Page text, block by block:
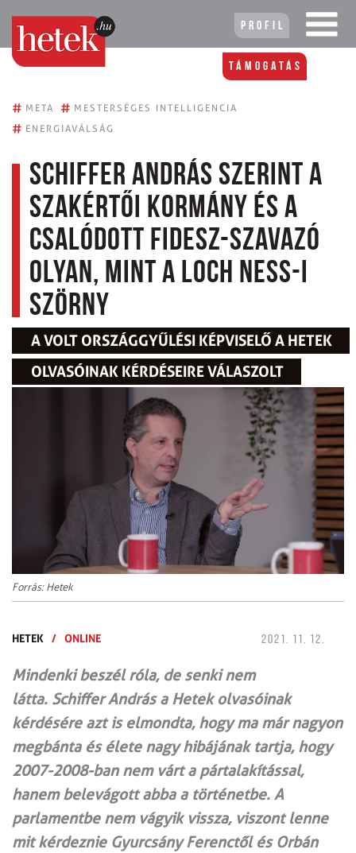
Profil
Támogatás
# META # MESTERSÉGES INTELLIGENCIA
# ENERGIAVÁLSÁG
Schiffer András szerint a
szakértői kormány és a
csalódott Fidesz-szavazó
olyan, mint a Loch Ness-i
szörny
A VOLT ORSZÁGGYŰLÉSI KÉPVISELŐ A HETEK
OLVASÓINAK KÉRDÉSEIRE VÁLASZOLT
Forrás: Hetek
HETEK / ONLINE 2021. 11. 12.
Mindenki beszél róla, de senki nem
látta. Schiffer András a Hetek olvasóinak
kérdésére azt is elmondta, hogy ma már nagyon
megbánta és élete nagy hibájának tartja, hogy
2007-2008-ban nem várt a pártalakítással,
hanem belevágott abba a történetbe. A
parlamentbe nem vágyik vissza, viszont lenne
mit kérdeznie Gyurcsány Ferenctől és Orbán